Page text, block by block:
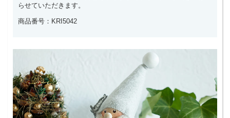
らせていただきます。
商品番号：KRI5042